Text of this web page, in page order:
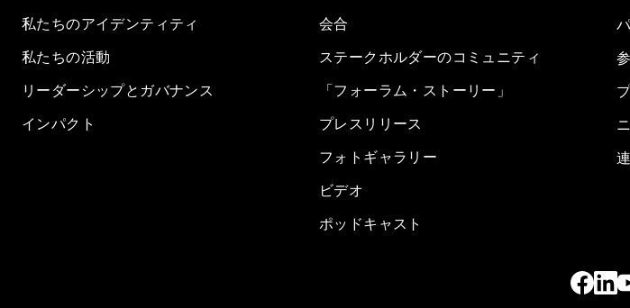
私たちのアイデンティティ
私たちの活動
リーダーシップとガバナンス
インパクト
会合
ステークホルダーのコミュニティ
「フォーラム・ストーリー」
プレスリリース
フォトギャラリー
ビデオ
ポッドキャスト